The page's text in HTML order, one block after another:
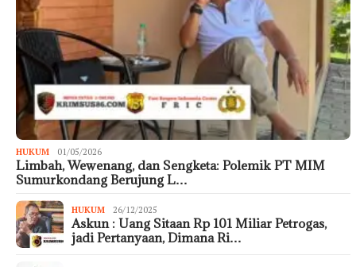
HUKUM 01/05/2026
Limbah, Wewenang, dan Sengketa: Polemik PT MIM
Sumurkondang Berujung L…
HUKUM 26/12/2025
Askun : Uang Sitaan Rp 101 Miliar Petrogas,
jadi Pertanyaan, Dimana Ri…